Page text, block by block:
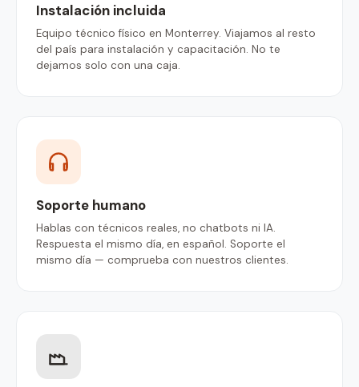
Instalación incluida
Equipo técnico físico en Monterrey. Viajamos al resto
del país para instalación y capacitación. No te
dejamos solo con una caja.
Soporte humano
Hablas con técnicos reales, no chatbots ni IA.
Respuesta el mismo día, en español. Soporte el
mismo día — comprueba con nuestros clientes.